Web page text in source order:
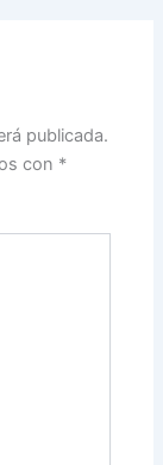
publicada.
con *